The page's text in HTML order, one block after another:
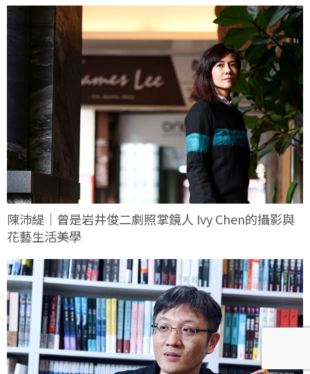
陳沛緹｜曾是岩井俊二劇照掌鏡人 Ivy Chen的攝影與
花藝生活美學